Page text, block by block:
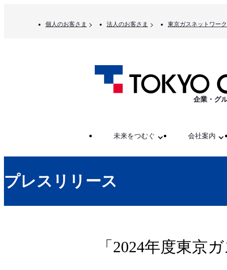
個人のお客さま 法人のお客さま 東京ガスネットワーク
企業・グ
未来をつむぐ 会社案内
プレスリリース
「2024年度東京